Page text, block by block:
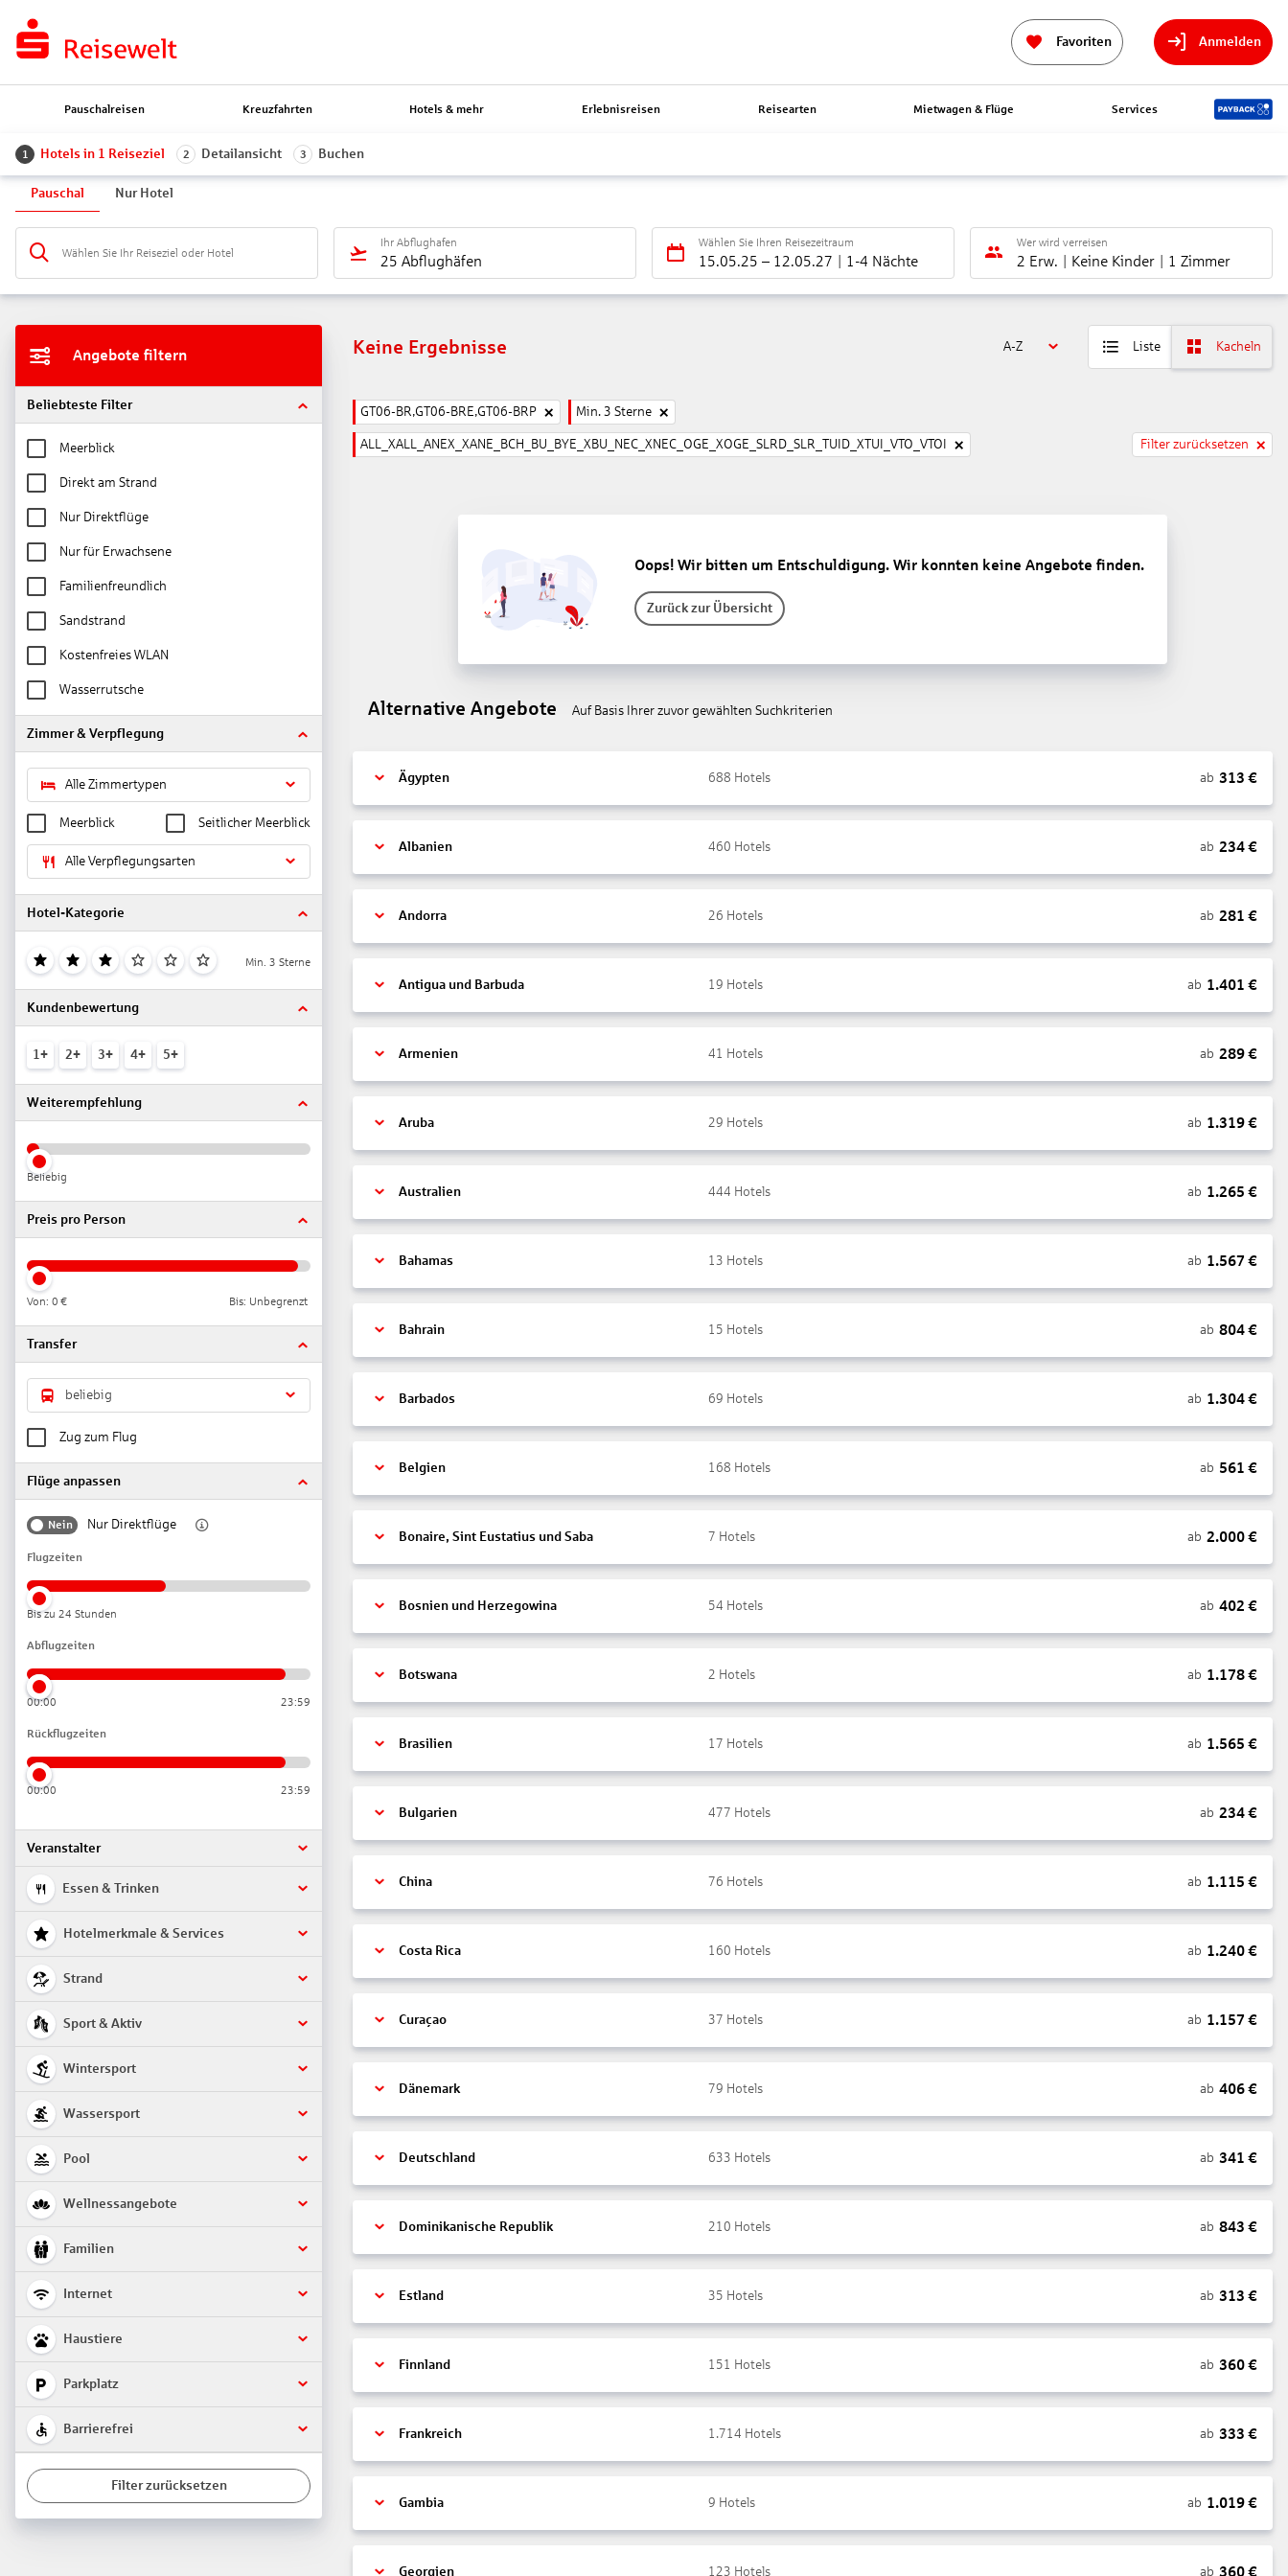
Favoriten Anmelden
Pauschalreisen Kreuzfahrten Hotels & mehr Erlebnisreisen Reisearten Mietwagen & Flüge Services
1 Hotels in 1 Reiseziel 2 Detailansicht 3 Buchen
Pauschal Nur Hotel
Wählen Sie Ihr Reiseziel oder Hotel
Ihr Abflughafen
25 Abflughäfen
Wählen Sie Ihren Reisezeitraum
15.05.25 – 12.05.27 1-4 Nächte
Wer wird verreisen
2 Erw. Keine Kinder 1 Zimmer
Angebote filtern
Beliebteste Filter
Meerblick
Direkt am Strand
Nur Direktflüge
Nur für Erwachsene
Familienfreundlich
Sandstrand
Kostenfreies WLAN
Wasserrutsche
Zimmer & Verpflegung
Alle Zimmertypen
Meerblick Seitlicher Meerblick
Alle Verpflegungsarten
Hotel-Kategorie
Min. 3 Sterne
Kundenbewertung
1+ 2+ 3+ 4+ 5+
Weiterempfehlung
Beliebig
Preis pro Person
Von: 0 € Bis: Unbegrenzt
Transfer
beliebig
Zug zum Flug
Flüge anpassen
Nein Nur Direktflüge
Flugzeiten
Bis zu 24 Stunden
Abflugzeiten
00:00 23:59
Rückflugzeiten
00:00 23:59
Veranstalter
Essen & Trinken
Hotelmerkmale & Services
Strand
Sport & Aktiv
Wintersport
Wassersport
Pool
Wellnessangebote
Familien
Internet
Haustiere
Parkplatz
Barrierefrei
Filter zurücksetzen
Keine Ergebnisse A-Z Liste Kacheln
GT06-BR,GT06-BRE,GT06-BRP Min. 3 Sterne
ALL_XALL_ANEX_XANE_BCH_BU_BYE_XBU_NEC_XNEC_OGE_XOGE_SLRD_SLR_TUID_XTUI_VTO_VTOI Filter zurücksetzen
Oops! Wir bitten um Entschuldigung. Wir konnten keine Angebote finden.
Zurück zur Übersicht
Alternative Angebote Auf Basis Ihrer zuvor gewählten Suchkriterien
Ägypten 688 Hotels ab 313 €
Albanien 460 Hotels ab 234€
Andorra 26 Hotels ab 281 €
Antigua und Barbuda 19 Hotels ab 1.401 €
Armenien 41 Hotels ab 289€
Aruba 29 Hotels ab 1.319€
Australien 444 Hotels ab 1.265 €
Bahamas 13 Hotels ab 1.567 €
Bahrain 15 Hotels ab 804€
Barbados 69 Hotels ab 1.304€
Belgien 168 Hotels ab 561 €
Bonaire, Sint Eustatius und Saba 7 Hotels ab 2.000€
Bosnien und Herzegowina 54 Hotels ab 402 €
Botswana 2 Hotels ab 1.178€
Brasilien 17 Hotels ab 1.565 €
Bulgarien 477 Hotels ab 234€
China 76 Hotels ab 1.115 €
Costa Rica 160 Hotels ab 1.240€
Curaçao 37 Hotels ab 1.157 €
Dänemark 79 Hotels ab 406€
Deutschland 633 Hotels ab 341 €
Dominikanische Republik 210 Hotels ab 843 €
Estland 35 Hotels ab 313 €
Finnland 151 Hotels ab 360€
Frankreich 1.714 Hotels ab 333 €
Gambia 9 Hotels ab 1.019€
Georgien 123 Hotels ab 360€